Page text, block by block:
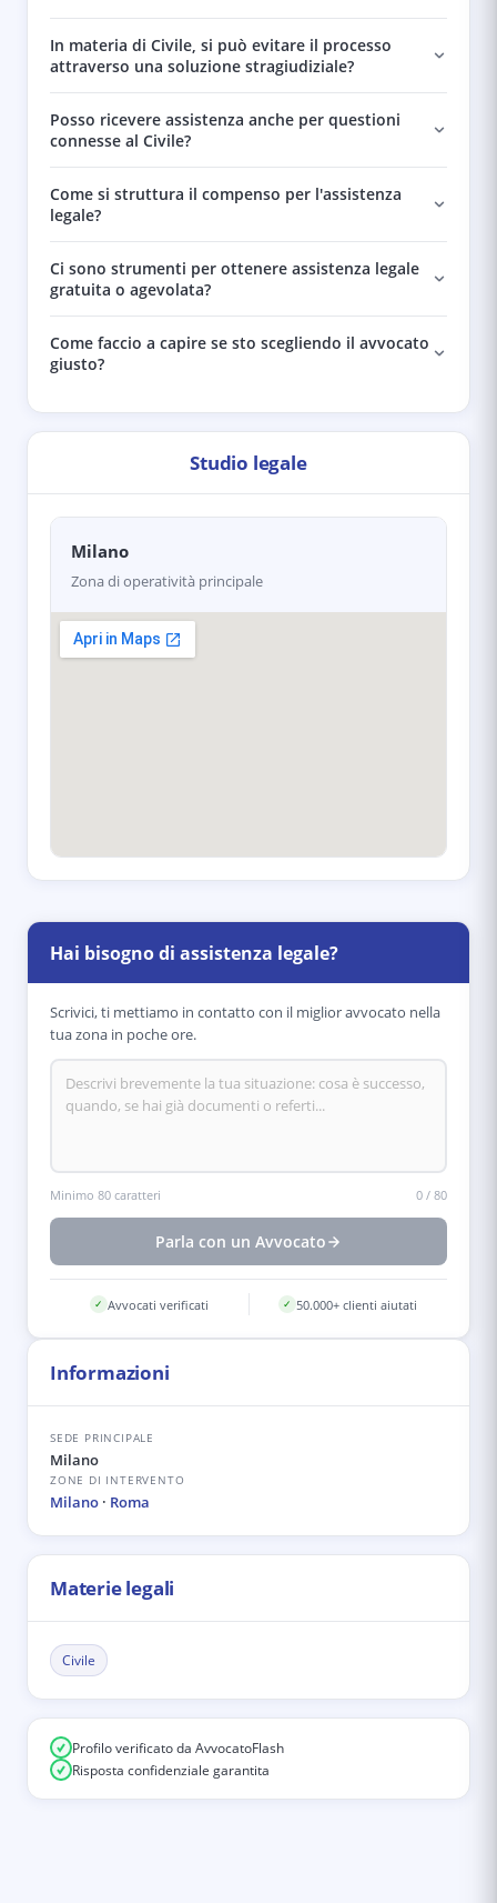
In materia di Civile, si può evitare il processo
attraverso una soluzione stragiudiziale?
Posso ricevere assistenza anche per questioni
connesse al Civile?
Come si struttura il compenso per l'assistenza
legale?
Ci sono strumenti per ottenere assistenza legale
gratuita o agevolata?
Come faccio a capire se sto scegliendo il avvocato
giusto?
Studio legale
Milano
Zona di operatività principale
Hai bisogno di assistenza legale?
Scrivici, ti mettiamo in contatto con il miglior avvocato nella
tua zona in poche ore.
Minimo 80 caratteri 0 / 80
Parla con un Avvocato
✓ Avvocati verificati ✓ 50.000+ clienti aiutati
Informazioni
SEDE PRINCIPALE
Milano
ZONE DI INTERVENTO
Milano · Roma
Materie legali
Civile
Profilo verificato da AvvocatoFlash
Risposta confidenziale garantita